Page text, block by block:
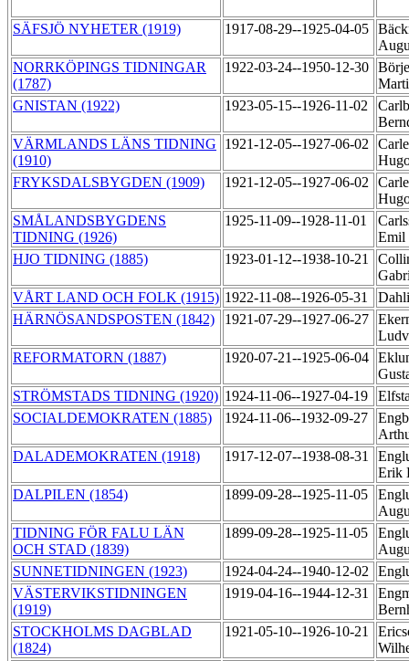
SÄFSJÖ NYHETER (1919) 1917-08-29--1925-04-05
NORRKÖPINGS TIDNINGAR
(1787)
1922-03-24--1950-12-30
GNISTAN (1922)
1923-05-15--1926-11-02
VÄRMLANDS LÄNS TIDNING
(1910)
1921-12-05--1927-06-02
FRYKSDALSBYGDEN (1909)
1921-12-05--1927-06-02
SMÅLANDSBYGDENS
TIDNING (1926)
1925-11-09--1928-11-01
Emil
HJO TIDNING (1885)
1923-01-12--1938-10-21
VÅRT LAND OCH FOLK (1915) 1922-11-08--1926-05-31
HÄRNÖSANDSPOSTEN (1842)
1921-07-29--1927-06-27
REFORMATORN (1887)
1920-07-21--1925-06-04
STRÖMSTADS TIDNING (1920) 1924-11-06--1927-04-19
SOCIALDEMOKRATEN (1885)
1924-11-06--1932-09-27
DALADEMOKRATEN (1918)
1917-12-07--1938-08-31
Erik
DALPILEN (1854)
1899-09-28--1925-11-05
TIDNING FÖR FALU LÄN
OCH STAD (1839)
1899-09-28--1925-11-05
SUNNETIDNINGEN (1923)
1924-04-24--1940-12-02
VÄSTERVIKSTIDNINGEN
(1919)
1919-04-16--1944-12-31
STOCKHOLMS DAGBLAD
(1824)
1921-05-10--1926-10-21